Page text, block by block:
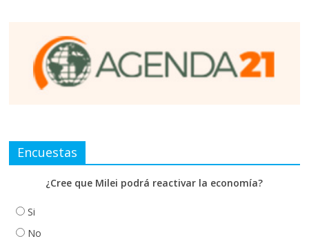
Encuestas
¿Cree que Milei podrá reactivar la economía?
Si
No